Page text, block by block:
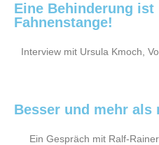
Eine Behinderung
Fahnenstange!
Interview mit Ursula Kmoch,
Besser und mehr als
Ein Gespräch mit Ralf-